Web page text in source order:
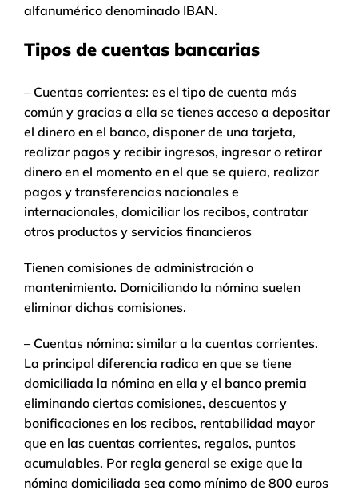
alfanumérico denominado IBAN.
Tipos de cuentas bancarias
– Cuentas corrientes: es el tipo de cuenta más
común y gracias a ella se tienes acceso a depositar
el dinero en el banco, disponer de una tarjeta,
realizar pagos y recibir ingresos, ingresar o retirar
dinero en el momento en el que se quiera, realizar
pagos y transferencias nacionales e
internacionales, domiciliar los recibos, contratar
otros productos y servicios financieros
Tienen comisiones de administración o
mantenimiento. Domiciliando la nómina suelen
eliminar dichas comisiones.
– Cuentas nómina: similar a la cuentas corrientes.
La principal diferencia radica en que se tiene
domiciliada la nómina en ella y el banco premia
eliminando ciertas comisiones, descuentos y
bonificaciones en los recibos, rentabilidad mayor
que en las cuentas corrientes, regalos, puntos
acumulables. Por regla general se exige que la
nómina domiciliada sea como mínimo de 800 euros